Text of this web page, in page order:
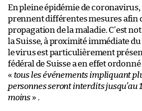
En pleine épidémie de coronavirus,
prennent différentes mesures afin
propagation de la maladie. C’est
la Suisse, à proximité immédiate du
le virus est particulièrement
fédéral de Suisse a en effet
« tous les événements impliquant
personnes seront interdits jusqu’au
moins » .